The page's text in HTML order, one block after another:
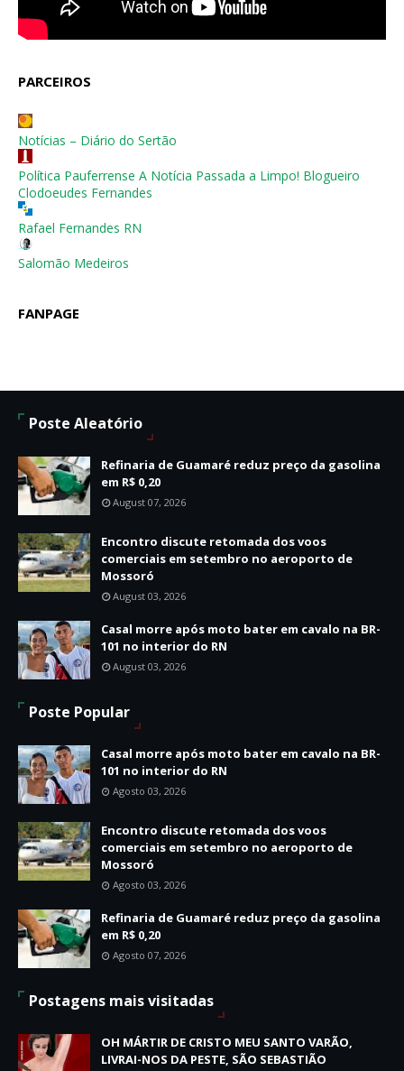
PARCEIROS
Notícias – Diário do Sertão
Política Pauferrense A Notícia Passada a Limpo! Blogueiro
Clodoeudes Fernandes
Rafael Fernandes RN
Salomão Medeiros
FANPAGE
Poste Aleatório
Refinaria de Guamaré reduz preço da gasolina
em R$ 0,20
August 07, 2026
Encontro discute retomada dos voos
comerciais em setembro no aeroporto de
Mossoró
August 03, 2026
Casal morre após moto bater em cavalo na BR-
101 no interior do RN
August 03, 2026
Poste Popular
Casal morre após moto bater em cavalo na BR-
101 no interior do RN
Agosto 03, 2026
Encontro discute retomada dos voos
comerciais em setembro no aeroporto de
Mossoró
Agosto 03, 2026
Refinaria de Guamaré reduz preço da gasolina
em R$ 0,20
Agosto 07, 2026
Postagens mais visitadas
OH MÁRTIR DE CRISTO MEU SANTO VARÃO,
LIVRAI-NOS DA PESTE, SÃO SEBASTIÃO